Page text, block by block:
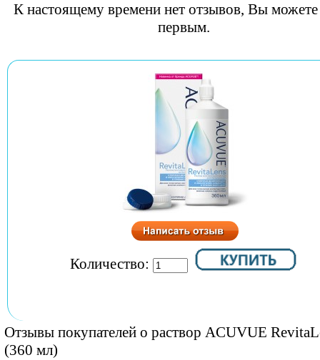
К настоящему времени нет отзывов, Вы можете
первым.
Количество:
Отзывы покупателей о раствор ACUVUE
(360 мл)